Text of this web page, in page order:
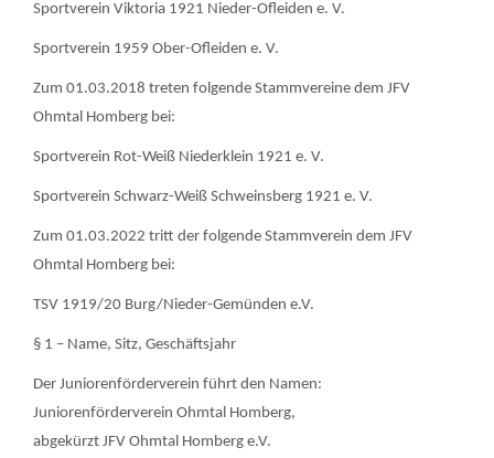
Sportverein Viktoria 1921 Nieder-Ofleiden e. V.
Sportverein 1959 Ober-Ofleiden e. V.
Zum 01.03.2018 treten folgende Stammvereine dem JFV
Ohmtal Homberg bei:
Sportverein Rot-Weiß Niederklein 1921 e. V.
Sportverein Schwarz-Weiß Schweinsberg 1921 e. V.
Zum 01.03.2022 tritt der folgende Stammverein dem JFV
Ohmtal Homberg bei:
TSV 1919/20 Burg/Nieder-Gemünden e.V.
§ 1 – Name, Sitz, Geschäftsjahr
Der Juniorenförderverein führt den Namen:
Juniorenförderverein Ohmtal Homberg,
abgekürzt JFV Ohmtal Homberg e.V.